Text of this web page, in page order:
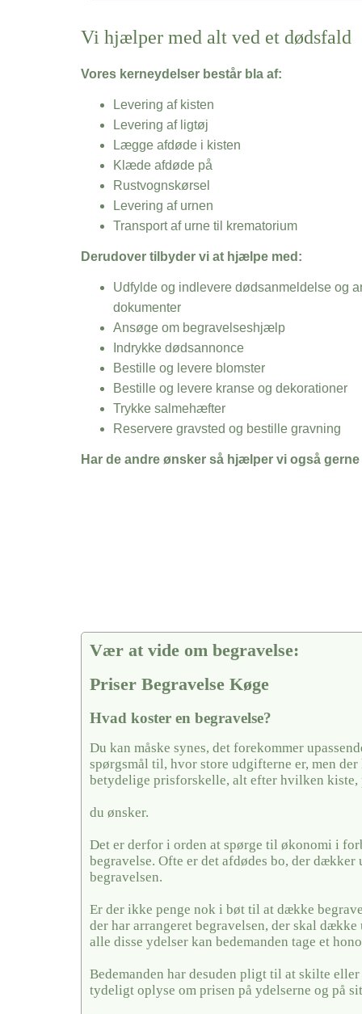
Vi hjælper med alt ved et dødsfald
Vores kerneydelser består bla af:
Levering af kisten
Levering af ligtøj
Lægge afdøde i kisten
Klæde afdøde på
Rustvognskørsel
Levering af urnen
Transport af urne til krematorium
Derudover tilbyder vi at hjælpe med:
Udfylde og indlevere dødsanmeldelse og
dokumenter
Ansøge om begravelseshjælp
Indrykke dødsannonce
Bestille og levere blomster
Bestille og levere kranse og dekorationer
Trykke salmehæfter
Reservere gravsted og bestille gravning
Har de andre ønsker så hjælper vi også gerne
Vær at vide om begravelse:
Priser Begravelse Køge
Hvad koster en begravelse?
Du kan måske synes, det forekommer
spørgsmål til, hvor store udgifterne er, men
betydelige prisforskelle, alt efter hvilken kiste,
du ønsker.
Det er derfor i orden at spørge til økonomi i
begravelse. Ofte er det afdødes bo, der
begravelsen.
Er der ikke penge nok i bøt til at dække
der har arrangeret begravelsen, der skal
alle disse ydelser kan bedemanden tage et
Bedemanden har desuden pligt til at skilte eller
tydeligt oplyse om prisen på ydelserne og på